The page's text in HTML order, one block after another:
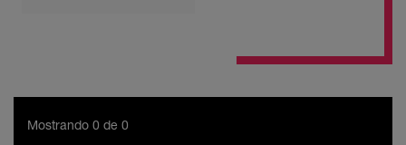
Mostrando 0 de 0